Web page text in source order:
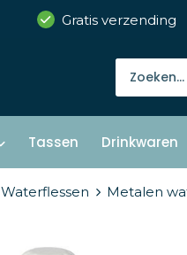
Gratis verzending
Tassen Drinkwaren
Waterflessen Metalen